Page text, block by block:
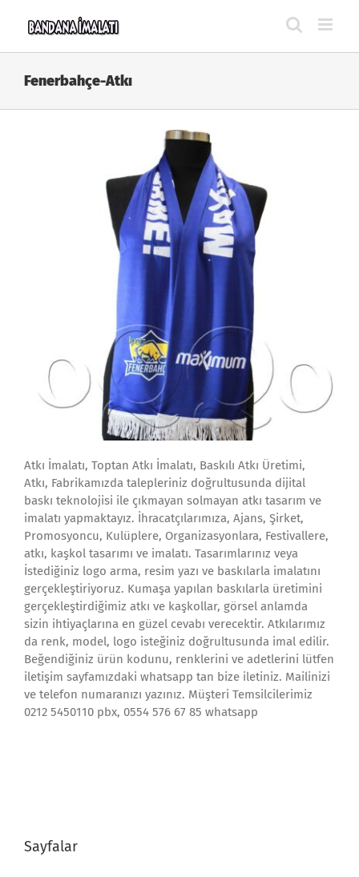
Fenerbahçe-Atkı
Atkı İmalatı, Toptan Atkı İmalatı, Baskılı Atkı Üretimi,
Atkı, Fabrikamızda talepleriniz doğrultusunda dijital
baskı teknolojisi ile çıkmayan solmayan atkı tasarım ve
imalatı yapmaktayız. İhracatçılarımıza, Ajans, Şirket,
Promosyoncu, Kulüplere, Organizasyonlara, Festivallere,
atkı, kaşkol tasarımı ve imalatı. Tasarımlarınız veya
İstediğiniz logo arma, resim yazı ve baskılarla imalatını
gerçekleştiriyoruz. Kumaşa yapılan baskılarla üretimini
gerçekleştirdiğimiz atkı ve kaşkollar, görsel anlamda
sizin ihtiyaçlarına en güzel cevabı verecektir. Atkılarımız
da renk, model, logo isteğiniz doğrultusunda imal edilir.
Beğendiğiniz ürün kodunu, renklerini ve adetlerini lütfen
iletişim sayfamızdaki whatsapp tan bize iletiniz. Mailinizi
ve telefon numaranızı yazınız. Müşteri Temsilcilerimiz
0212 5450110 pbx, 0554 576 67 85 whatsapp
Sayfalar